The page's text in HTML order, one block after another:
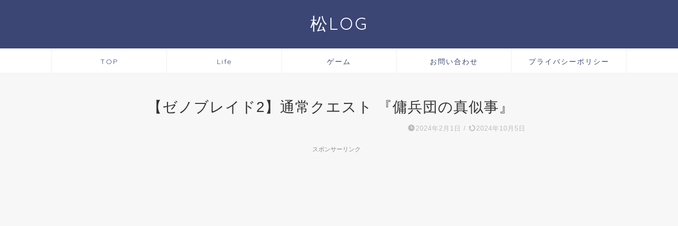
松LOG
TOP Life ゲーム お問い合わせ プライバシーポリシー
【ゼノブレイド2】通常クエスト 『傭兵団の真似事』
2024年2月1日 / 2024年10月5日
スポンサーリンク